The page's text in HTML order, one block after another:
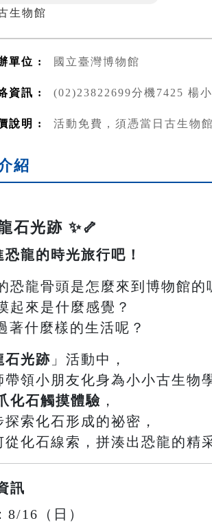
生物館
單位 : 國立臺灣博物館
資訊 : (02)23822699分機7425 楊小
說明 : 活動免費，須憑當日古生物
紹
石光跡 ✨🦴
恐龍的時光旅行吧！
恐龍骨頭是怎麼來到博物館的
起來是什麼感覺？
著什麼樣的生活呢？
石光跡 」活動中，
帶領小朋友化身為小小古生物
化石觸摸體驗 ，
探索化石形成的祕密，
從化石線索，拼湊出恐龍的精
訊
8/16（日）